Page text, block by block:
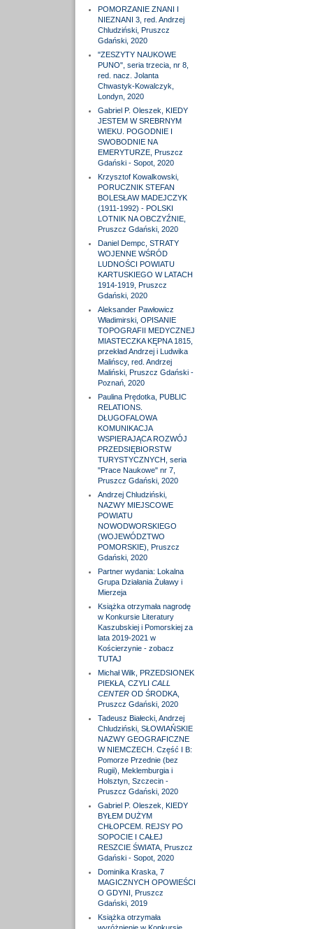
POMORZANIE ZNANI I
NIEZNANI 3, red. Andrzej
Chludziński, Pruszcz
Gdański, 2020
"ZESZYTY NAUKOWE
PUNO", seria trzecia, nr 8,
red. nacz. Jolanta
Chwastyk-Kowalczyk,
Londyn, 2020
Gabriel P. Oleszek, KIEDY
JESTEM W SREBRNYM
WIEKU. POGODNIE I
SWOBODNIE NA
EMERYTURZE, Pruszcz
Gdański - Sopot, 2020
Krzysztof Kowalkowski,
PORUCZNIK STEFAN
BOLESŁAW MADEJCZYK
(1911-1992) - POLSKI
LOTNIK NA OBCZYŹNIE,
Pruszcz Gdański, 2020
Daniel Dempc, STRATY
WOJENNE WŚRÓD
LUDNOŚCI POWIATU
KARTUSKIEGO W LATACH
1914-1919, Pruszcz
Gdański, 2020
Aleksander Pawłowicz
Władimirski, OPISANIE
TOPOGRAFII MEDYCZNEJ
MIASTECZKA KĘPNA 1815,
przekład Andrzej i Ludwika
Malińscy, red. Andrzej
Maliński, Pruszcz Gdański -
Poznań, 2020
Paulina Prędotka, PUBLIC
RELATIONS.
DŁUGOFALOWA
KOMUNIKACJA
WSPIERAJĄCA ROZWÓJ
PRZEDSIĘBIORSTW
TURYSTYCZNYCH, seria
"Prace Naukowe" nr 7,
Pruszcz Gdański, 2020
Andrzej Chludziński,
NAZWY MIEJSCOWE
POWIATU
NOWODWORSKIEGO
(WOJEWÓDZTWO
POMORSKIE), Pruszcz
Gdański, 2020
Partner wydania: Lokalna
Grupa Działania Żuławy i
Mierzeja
Książka otrzymała nagrodę
w Konkursie Literatury
Kaszubskiej i Pomorskiej za
lata 2019-2021 w
Kościerzynie - zobacz
TUTAJ
Michał Wilk, PRZEDSIONEK
PIEKŁA, CZYLI CALL
CENTEROD ŚRODKA,
Pruszcz Gdański, 2020
Tadeusz Białecki, Andrzej
Chludziński, SŁOWIAŃSKIE
NAZWY GEOGRAFICZNE
W NIEMCZECH. Część I B:
Pomorze Przednie (bez
Rugii), Meklemburgia i
Holsztyn, Szczecin -
Pruszcz Gdański, 2020
Gabriel P. Oleszek, KIEDY
BYŁEM DUŻYM
CHŁOPCEM. REJSY PO
SOPOCIE I CAŁEJ
RESZCIE ŚWIATA, Pruszcz
Gdański - Sopot, 2020
Dominika Kraska, 7
MAGICZNYCH OPOWIEŚCI
O GDYNI, Pruszcz
Gdański, 2019
Książka otrzymała